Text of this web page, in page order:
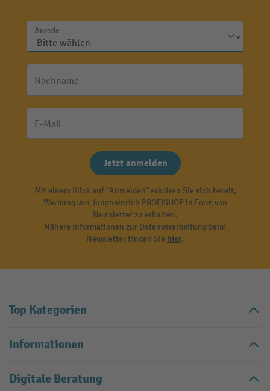
Anrede
Nachname
E-Mail
Jetzt anmelden
Mit einem Klick auf "Anmelden" erklären Sie sich bereit,
Werbung von Jungheinrich PROFISHOP in Form von
Newsletter zu erhalten.
Nähere Informationen zur Datenverarbeitung beim
Newsletter finden Sie hier.
Top Kategorien
Informationen
Digitale Beratung